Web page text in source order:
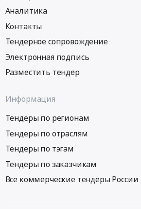
Аналитика
Контакты
Тендерное сопровождение
Электронная подпись
Разместить тендер
Информация
Тендеры по регионам
Тендеры по отраслям
Тендеры по тэгам
Тендеры по заказчикам
Все коммерческие тендеры России